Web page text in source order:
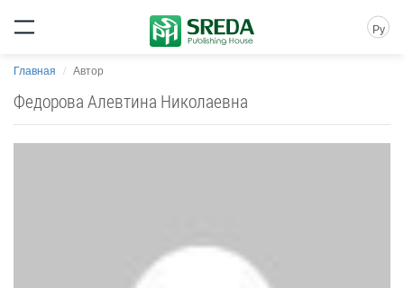
Ру
Главная Автор
Федорова Алевтина Николаевна